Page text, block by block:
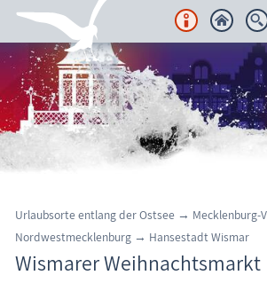
Unterkünfte
Regionales
Urlaubsorte
Karten
Urlaubsorte entlang der Ostsee → Mecklenburg-
Nordwestmecklenburg → Hansestadt Wismar
Wismarer Weihnachtsmarkt